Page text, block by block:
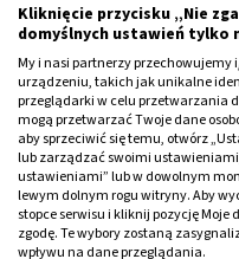
przed wakacjami lub w
panie, zaznajomić się z
Można zostawić dziecko
innymi. Kiedy już
przedszkolu, po jakimś
rodzice nie zapomną po
problem może trwać
regularnego odbierania
Kliknięcie przycisku „Nie
domyślnych ustawień tylko
My i nasi partnerzy
urządzeniu, takich jak unikalne
przeglądarki w celu przetwarzania
mogą przetwarzać Twoje dane
aby sprzeciwić się temu, otwórz
lub zarządzać swoimi
ustawieniami” lub w dowolnym
lewym dolnym rogu witryny. Aby
stopce serwisu i kliknij pozycję Moje
zgodę. Te wybory zostaną
wpływu na dane przeglądania.